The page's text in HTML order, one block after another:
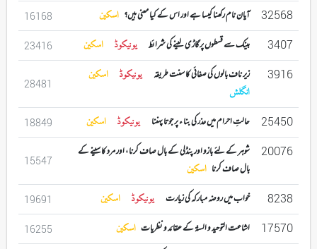
32568 آیان نام رکھنا کیسا ہے اور اس کے کیا معنی ہیں؟ اسکین 16168
3407 بینک سے قسطوں پر گاڑی لینے کی شرائط یونیکوڈ اسکین 23416
3916 زیر ناف بالوں کی صفائی کا سنت طریقہ یونیکوڈ
اسکین
انگلش
28481
25450 حالتِ احرام میں عذر کی بنا ء پر جوتا پہننا یونیکوڈ اسکین 18849
20076
شوہر کے لئے بازو اور پنڈلی کے بال صاف کرنا ، اور مرد کا سینے کے
بال صاف کرنا اسکین
15547
8238 خواب میں روضہ مبارکہ کی زیارت یونیکوڈ اسکین 19691
17570 اشاعت التوحید و السنۃ کے عقائد و نظریات اسکین 16255